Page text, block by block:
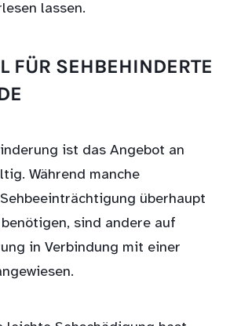
lassen.
FÜR SEHBEHINDERTE
ist das Angebot an
Während manche
überhaupt
sind andere auf
in Verbindung mit einer